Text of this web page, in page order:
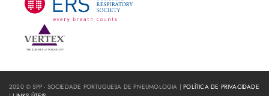
2020 © SPP - SOCIEDADE PORTUGUESA DE PNEUMOLOGIA |POLÍTICA DE PRIVACIDADE